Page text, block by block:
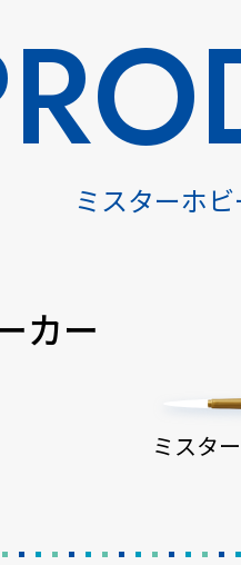
ミスターホ
カー
ミスタ